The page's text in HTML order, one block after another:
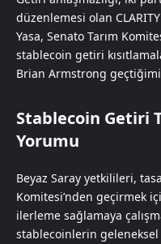
düzenlemesi olan CLARITY
Yasa, Senato Tarım
stablecoin getiri
Brian Armstrong
Stablecoin Getiri
Yorumu
Beyaz Saray yetkilileri,
Komitesi’nden geçirmek
ilerleme sağlamaya
stablecoinlerin